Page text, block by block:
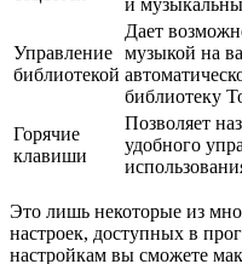
и
Управление
библиотекой
Дает
музыкой на
библиотеку
Горячие
клавиши
Позволяет
удобного
Это лишь некоторые из
настроек, доступных в
настройкам вы сможете